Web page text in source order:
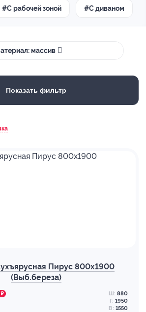
#С рабочей зоной #С диваном
массив
Показать фильтр
Пирус 800х1900
(Выб.береза)
₽ Ш: 880
Г: 1950
В: 1550